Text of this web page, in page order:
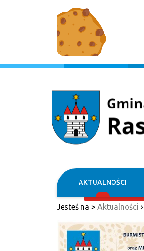
AKTUALNOŚCI
Jesteś na > Aktualności ›